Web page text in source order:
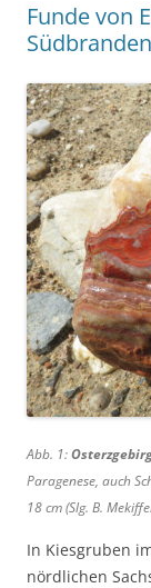
Funde von
Abb. 1:
Paragenese, auch
18 cm (Slg. B.
In Kiesgruben
nördlichen